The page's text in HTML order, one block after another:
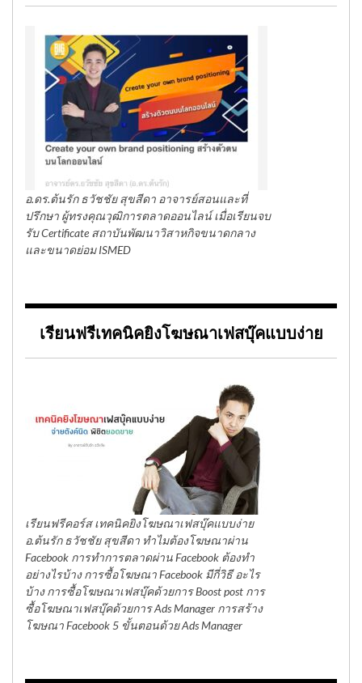
อ.ดร.ต้นรัก ธวัชชัย สุขสีดา อาจารย์สอนและที่
ปรึกษา ผู้ทรงคุณวุฒิการตลาดออนไลน์ เมื่อเรียนจบ
รับ Certificate สถาบันพัฒนาวิสาหกิจขนาดกลาง
และขนาดย่อม ISMED
เรียนฟรีเทคนิคยิงโฆษณาเฟสบุ๊คแบบง่าย
เรียนฟรีคอร์ส เทคนิคยิงโฆษณาเฟสบุ๊คแบบง่าย
อ.ต้นรัก ธวัชชัย สุขสีดา ทำไมต้องโฆษณาผ่าน
Facebook การทำการตลาดผ่าน Facebook ต้องทำ
อย่างไรบ้าง การซื้อโฆษณา Facebook มีกี่วิธี อะไร
บ้าง การซื้อโฆษณาเฟสบุ๊คด้วยการ Boost post การ
ซื้อโฆษณาเฟสบุ๊คด้วยการ Ads Manager การสร้าง
โฆษณา Facebook 5 ขั้นตอนด้วย Ads Manager